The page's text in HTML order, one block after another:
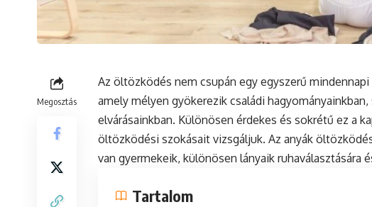
Megosztás
Az öltözködés nem csupán egy egyszerű
amely mélyen gyökerezik családi
elvárásainkban. Különösen érdekes és sokrétű ez a
öltözködési szokásait vizsgáljuk. Az anyák
van gyermekeik, különösen lányaik ruhaválasztására
Tartalom